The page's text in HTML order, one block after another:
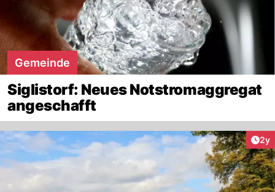
Gemeinde
Siglistorf: Neues Notstromaggregat
angeschafft
2y